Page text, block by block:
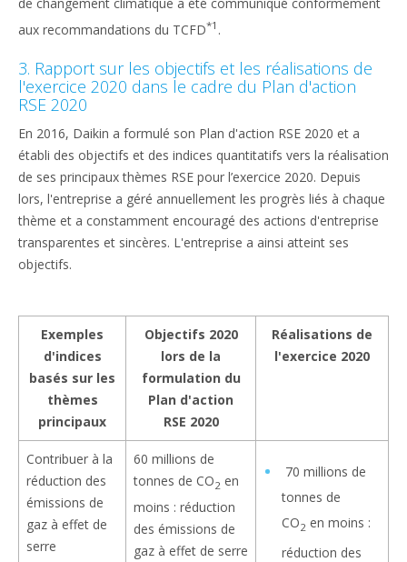
aux recommandations du TCFD*1 .
3. Rapport sur les objectifs et les réalisations de
l'exercice 2020 dans le cadre du Plan d'action
RSE 2020
En 2016, Daikin a formulé son Plan d'action RSE 2020 et a
établi des objectifs et des indices quantitatifs vers la réalisation
de ses principaux thèmes RSE pour l’exercice 2020. Depuis
lors, l'entreprise a géré annuellement les progrès liés à chaque
thème et a constamment encouragé des actions d'entreprise
transparentes et sincères. L'entreprise a ainsi atteint ses
objectifs.
Exemples
d'indices
basés sur les
thèmes
principaux
Objectifs 2020
lors de la
formulation du
Plan d'action
RSE 2020
Réalisations de
l'exercice 2020
Contribuer à la
réduction des
émissions de
gaz à effet de
serre
60 millions de
tonnes de CO2 en
moins : réduction
des émissions de
gaz à effet de serre
70 millions de
tonnes de
CO2 en moins :
réduction des